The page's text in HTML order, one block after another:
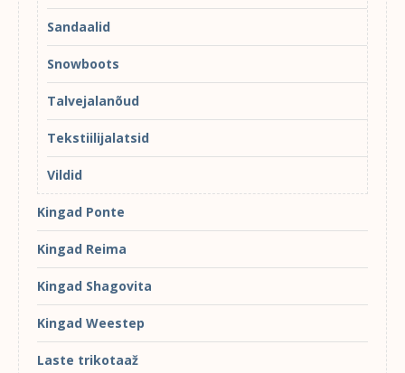
Sandaalid
Snowboots
Talvejalanõud
Tekstiilijalatsid
Vildid
Kingad Ponte
Kingad Reima
Kingad Shagovita
Kingad Weestep
Laste trikotaaž